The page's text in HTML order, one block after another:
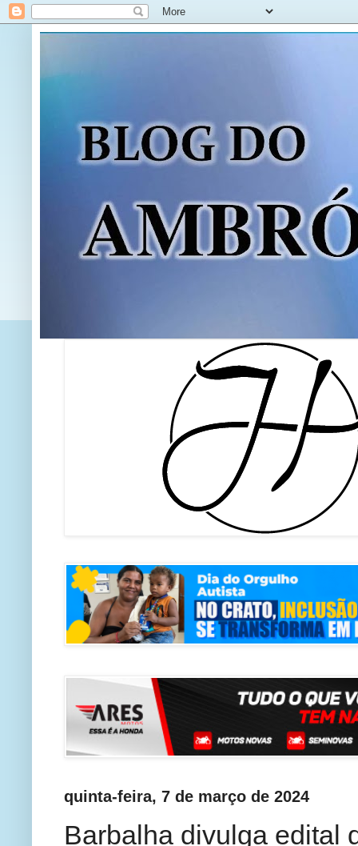
quinta-feira, 7 de março de 2024
Barbalha divulga edital